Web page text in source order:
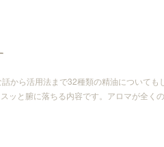
から活用法まで32種類の精油についても
ッと腑に落ちる内容です。アロマが全く